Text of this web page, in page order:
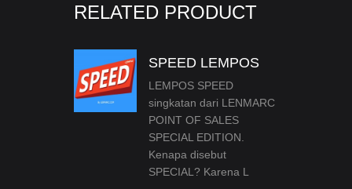
RELATED PRODUCT
SPEED LEMPOS
LEMPOS SPEED
singkatan dari LENMARC
POINT OF SALES
SPECIAL EDITION.
Kenapa disebut
SPECIAL? Karena L